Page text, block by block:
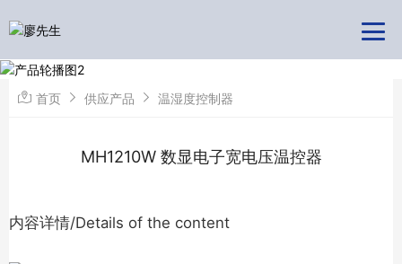
首页 供应产品 温湿度控制器
MH1210W 数显电子宽电压温控器
内容详情/Details of the content